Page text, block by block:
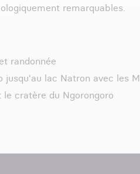
remarquables.
randonnée
jusqu'au lac Natron avec les
le cratère du Ngorongoro